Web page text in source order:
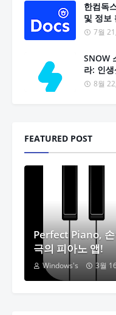
한컴독
및 정보
7월
SNOW
라: 인
8월
FEATURED POST
Perfect Piano,
극의 피아노 앱!
Windows's 3월